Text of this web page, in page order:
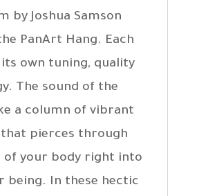
by Joshua Samson
PanArt Hang. Each
its own tuning, quality
The sound of the
a column of vibrant
pierces through
of your body right into
being. In these hectic